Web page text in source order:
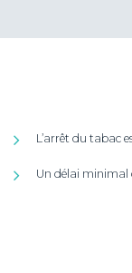
L’arrêt du tabac
Un délai minimal